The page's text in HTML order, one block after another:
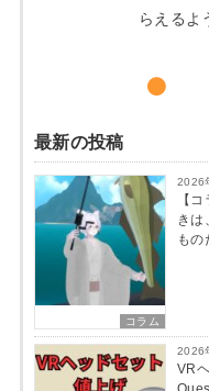
らえるよ
最新の投稿
コラム
2026
【
きは
もの
2026
VR